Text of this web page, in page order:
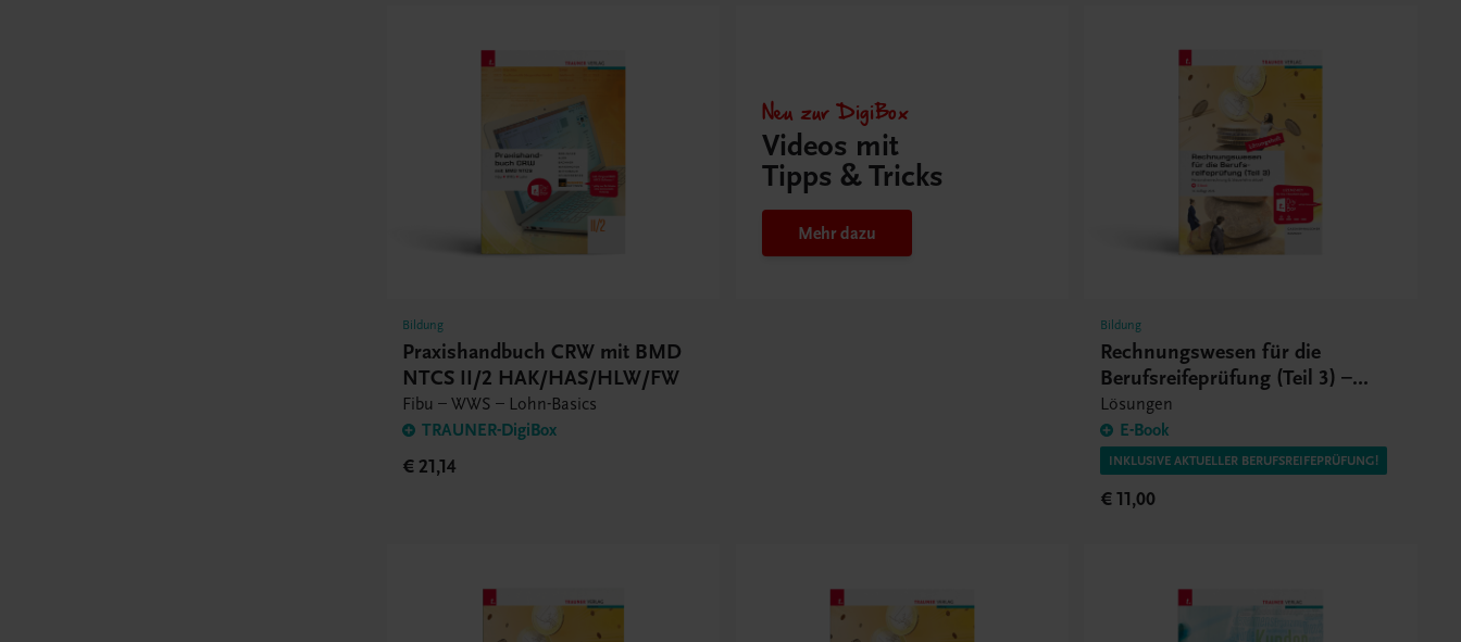
Bildung
Praxishandbuch CRW mit BMD
NTCS II/2 HAK/HAS/HLW/FW
Fibu – WWS – Lohn-Basics
TRAUNER-DigiBox
€ 21,14
Neu zur DigiBox
Videos mit
Tipps & Tricks
Mehr dazu
Bildung
Rechnungswesen für die
Berufsreifeprüfung (Teil 3) –
Personalverrechnung &
Steuerlehre aktuell – Lösungsheft
Lösungen
E-Book
INKLUSIVE AKTUELLER BERUFSREIFEPRÜFUNG!
€ 11,00